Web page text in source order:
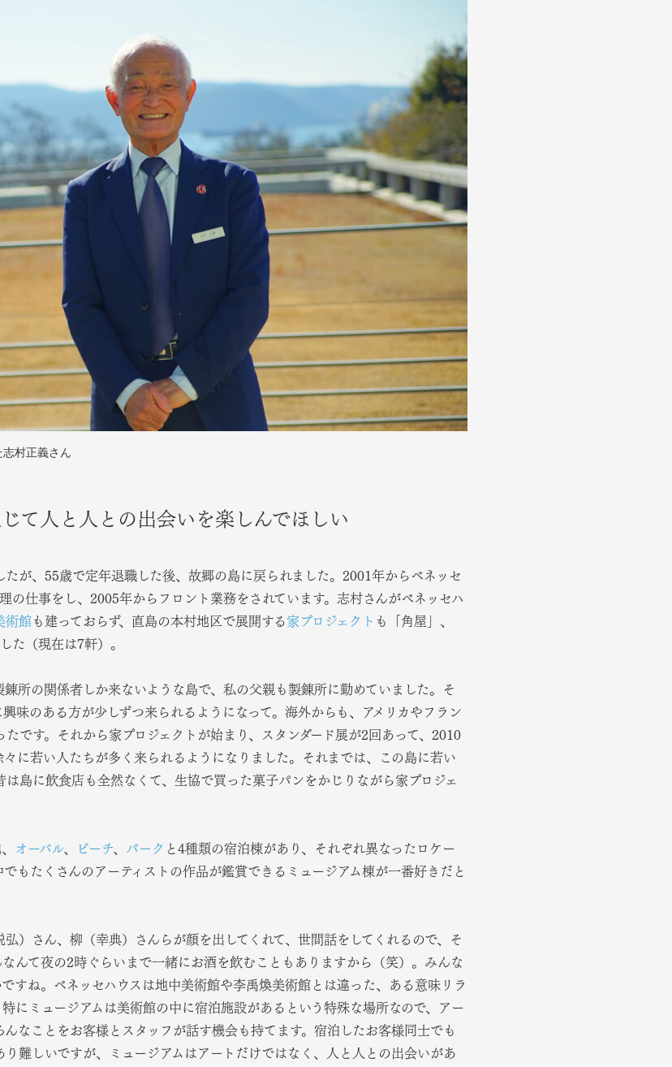
村正義さん
て人と人との出会いを楽しんでほしい
が、55歳で定年退職した後、故郷の島に戻られました。2001年からベネッセ
の仕事をし、2005年からフロント業務をされています。志村さんがベネッセハ
術館も建っておらず、直島の本村地区で展開する家プロジェクト も「角屋」、
た（現在は7軒）。
錬所の関係者しか来ないような島で、私の父親も製錬所に勤めていました。そ
味のある方が少しずつ来られるようになって。海外からも、アメリカやフラン
です。それから家プロジェクトが始まり、スタンダード展が2回あって、2010
に若い人たちが多く来られるようになりました。それまでは、この島に若い
島に飲食店も全然なくて、生協で買った菓子パンをかじりながら家プロジェ
オーバル ビーチ パーク と4種類の宿泊棟があり、それぞれ異なったロケー
もたくさんのアーティストの作品が鑑賞できるミュージアム棟が一番好きだと
）さん、柳（幸典）さんらが顔を出してくれて、世間話をしてくれるので、そ
んて夜の2時ぐらいまで一緒にお酒を飲むこともありますから（笑）。みんな
すね。ベネッセハウスは地中美術館や李禹煥美術館とは違った、ある意味リラ
にミュージアムは美術館の中に宿泊施設があるという特殊な場所なので、アー
なことをお客様とスタッフが話す機会も持てます。宿泊したお客様同士でも
難しいですが、ミュージアムはアートだけではなく、人と人との出会いがあ